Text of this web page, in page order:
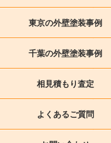
東京の外壁塗装事例
千葉の外壁塗装事例
相見積もり査定
よくあるご質問